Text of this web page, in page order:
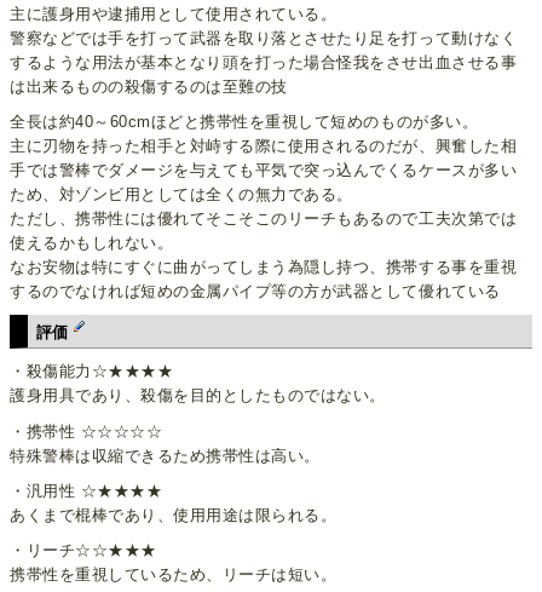
主に護身用や逮捕用として使用されている。
警察などでは手を打って武器を取り落とさせたり足を打って動けなく
するような用法が基本となり頭を打った場合怪我をさせ出血させる事
は出来るものの殺傷するのは至難の技
全長は約40～60cmほどと携帯性を重視して短めのものが多い。
主に刃物を持った相手と対峙する際に使用されるのだが、興奮した相
手では警棒でダメージを与えても平気で突っ込んでくるケースが多い
ため、対ゾンビ用としては全くの無力である。
ただし、携帯性には優れてそこそこのリーチもあるので工夫次第では
使えるかもしれない。
なお安物は特にすぐに曲がってしまう為隠し持つ、携帯する事を重視
するのでなければ短めの金属パイプ等の方が武器として優れている
評価
・殺傷能力☆★★★★
護身用具であり、殺傷を目的としたものではない。
・携帯性 ☆☆☆☆☆
特殊警棒は収縮できるため携帯性は高い。
・汎用性 ☆★★★★
あくまで棍棒であり、使用用途は限られる。
・リーチ☆☆★★★
携帯性を重視しているため、リーチは短い。